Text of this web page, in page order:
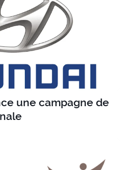
une campagne de